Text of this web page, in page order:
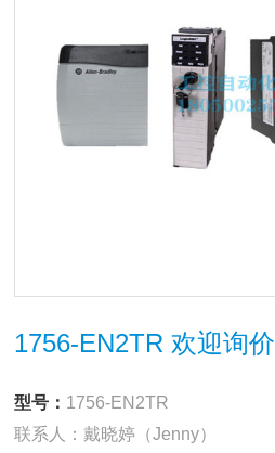
1756-EN2TR 欢迎询价
型号： 1756-EN2TR
联系人：戴晓婷（Jenny）